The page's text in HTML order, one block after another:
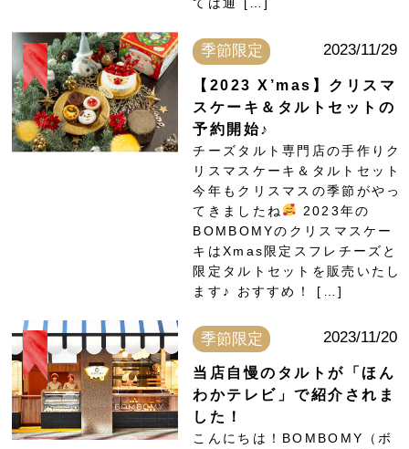
ては通 […]
季節限定 2023/11/29
【2023 X’mas】クリスマ
スケーキ＆タルトセットの
予約開始♪
チーズタルト専門店の手作りク
リスマスケーキ＆タルトセット
今年もクリスマスの季節がやっ
てきましたね
2023年の
BOMBOMYのクリスマスケー
キはXmas限定スフレチーズと
限定タルトセットを販売いたし
ます♪ おすすめ！ […]
季節限定 2023/11/20
当店自慢のタルトが「ほん
わかテレビ」で紹介されま
した！
こんにちは！BOMBOMY（ボ